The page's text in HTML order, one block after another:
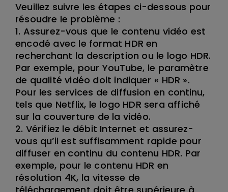
Veuillez suivre les étapes ci-dessous pour
résoudre le problème :
1. Assurez-vous que le contenu vidéo est
encodé avec le format HDR en
recherchant la description ou le logo HDR.
Par exemple, pour YouTube, le paramètre
de qualité vidéo doit indiquer « HDR ».
Pour les services de diffusion en continu,
tels que Netflix, le logo HDR sera affiché
sur la couverture de la vidéo.
2. Vérifiez le débit Internet et assurez-
vous qu’il est suffisamment rapide pour
diffuser en continu du contenu HDR. Par
exemple, pour le contenu HDR en
résolution 4K, la vitesse de